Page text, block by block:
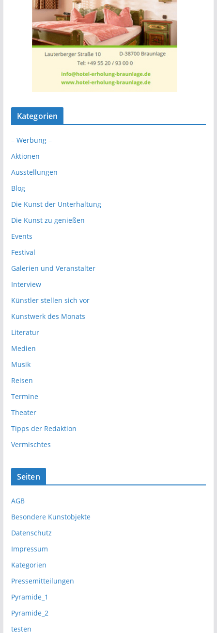
Kategorien
– Werbung –
Aktionen
Ausstellungen
Blog
Die Kunst der Unterhaltung
Die Kunst zu genießen
Events
Festival
Galerien und Veranstalter
Interview
Künstler stellen sich vor
Kunstwerk des Monats
Literatur
Medien
Musik
Reisen
Termine
Theater
Tipps der Redaktion
Vermischtes
Seiten
AGB
Besondere Kunstobjekte
Datenschutz
Impressum
Kategorien
Pressemitteilungen
Pyramide_1
Pyramide_2
testen